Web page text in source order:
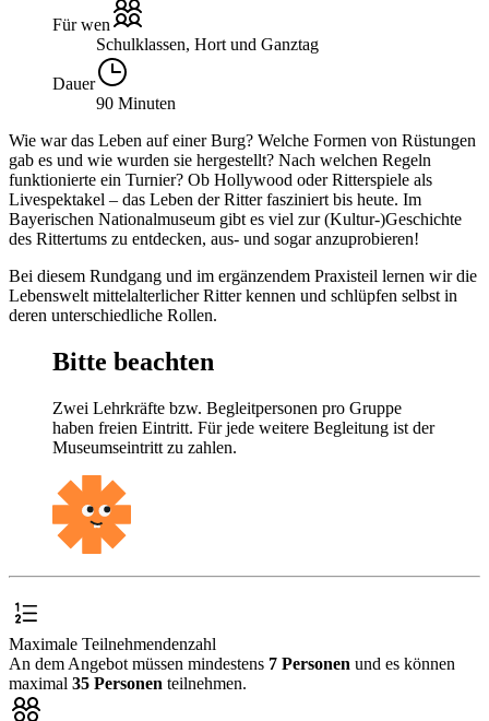
Für wen
Schulklassen, Hort und Ganztag
Dauer
90 Minuten
Wie war das Leben auf einer Burg? Welche Formen von Rüstungen
gab es und wie wurden sie hergestellt? Nach welchen Regeln
funktionierte ein Turnier? Ob Hollywood oder Ritterspiele als
Livespektakel – das Leben der Ritter fasziniert bis heute. Im
Bayerischen Nationalmuseum gibt es viel zur (Kultur-)Geschichte
des Rittertums zu entdecken, aus- und sogar anzuprobieren!
Bei diesem Rundgang und im ergänzendem Praxisteil lernen wir die
Lebenswelt mittelalterlicher Ritter kennen und schlüpfen selbst in
deren unterschiedliche Rollen.
Bitte beachten
Zwei Lehrkräfte bzw. Begleitpersonen pro Gruppe
haben freien Eintritt. Für jede weitere Begleitung ist der
Museumseintritt zu zahlen.
Maximale Teilnehmendenzahl
An dem Angebot müssen mindestens 7 Personen und es können
maximal 35 Personen teilnehmen.